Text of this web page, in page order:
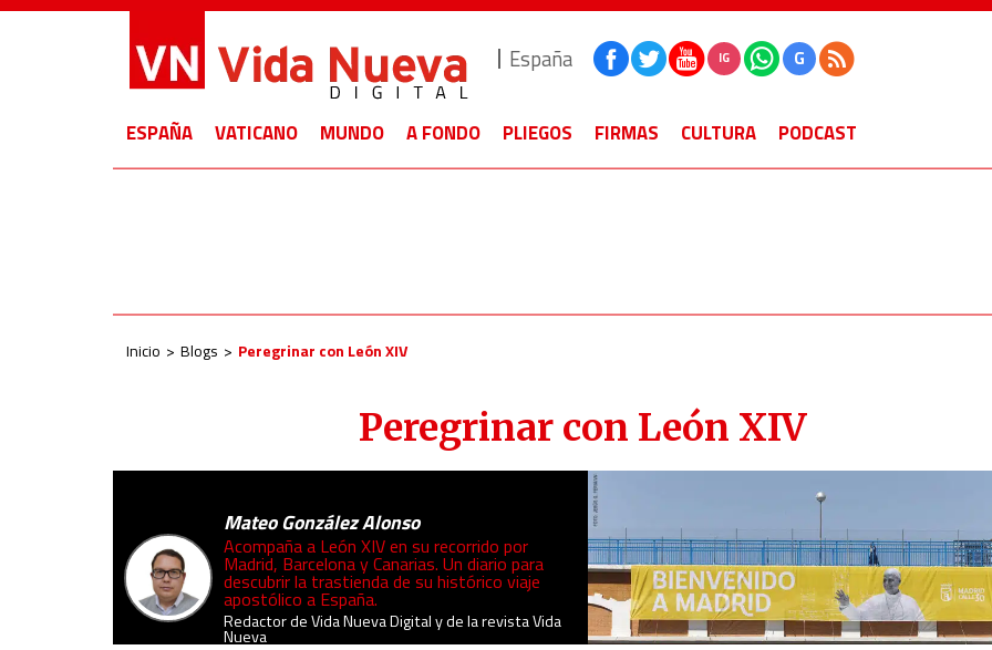
España IG G
ESPAÑA VATICANO MUNDO A FONDO PLIEGOS FIRMAS CULTURA PODCAST
Inicio Blogs Peregrinar con León XIV
Peregrinar con León XIV
Mateo González Alonso
Acompaña a León XIV en su recorrido por
Madrid, Barcelona y Canarias. Un diario para
descubrir la trastienda de su histórico viaje
apostólico a España.
Redactor de Vida Nueva Digital y de la revista Vida
Nueva